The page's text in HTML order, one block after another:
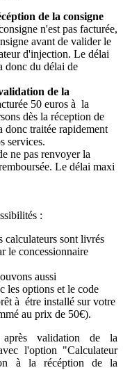
de la consigne
n'est pas facturée,
avant de valider le
d'injection. Le délai
donc du délai de
de la
50 euros à la
dès la réception de
donc traitée rapidement
services.
ne pas renvoyer la
Le délai maxi
:
calculateurs sont livrés
le concessionnaire
aussi
les options et le code
à étre installé sur votre
au prix de 50€).
validation de la
l'option "Calculateur
à la récéption de la